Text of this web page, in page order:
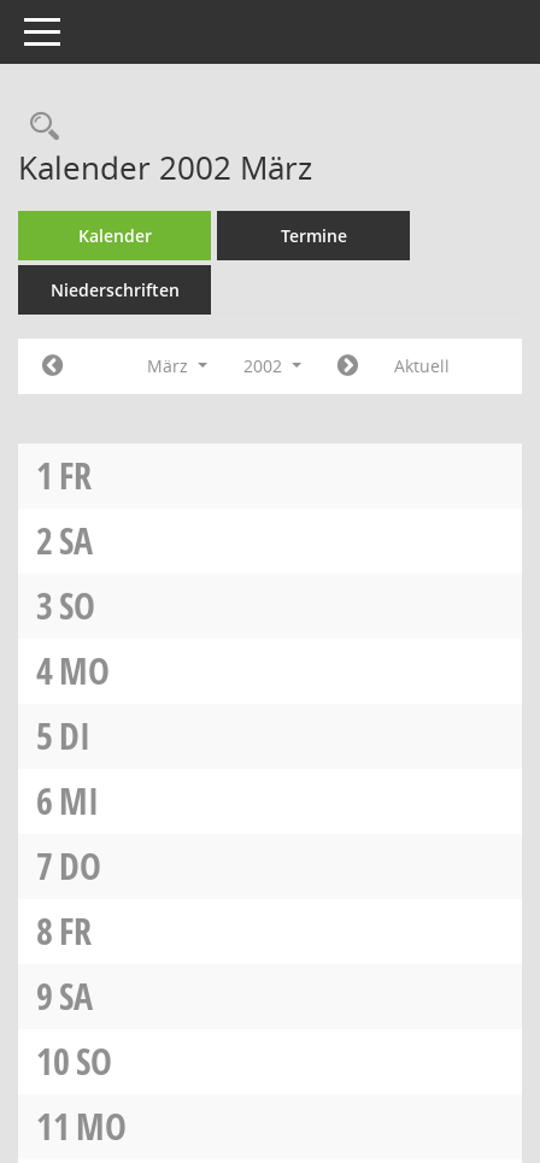
Toggle navigation
Rechercheauswahl
Kalender 2002 März
Kalender Termine
Niederschriften
März 2002 Aktuell
1 FR
2SA
3SO
4MO
5DI
6MI
7DO
8FR
9SA
10SO
11 MO